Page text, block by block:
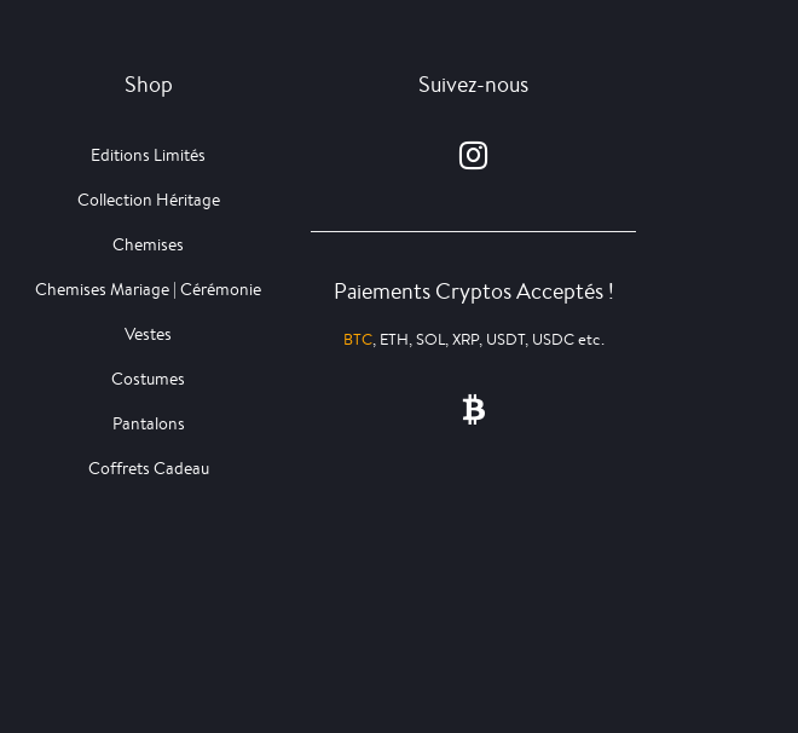
Shop
Editions Limités
Collection Héritage
Chemises
Chemises Mariage | Cérémonie
Vestes
Costumes
Pantalons
Coffrets Cadeau
Suivez-nous
Paiements Cryptos Acceptés !
BTC, ETH, SOL, XRP, USDT, USDC etc.